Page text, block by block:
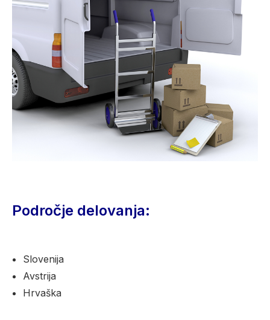
Področje delovanja:
Slovenija
Avstrija
Hrvaška